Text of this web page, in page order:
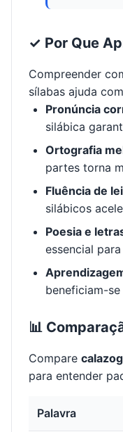
✓ Por Que
Compreender
sílabas ajuda
Pronúncia
silábica
Ortografia
partes torna
Fluência de
silábicos
Poesia e
essencial
beneficiam-
📊
Compare
para entender
Palavra